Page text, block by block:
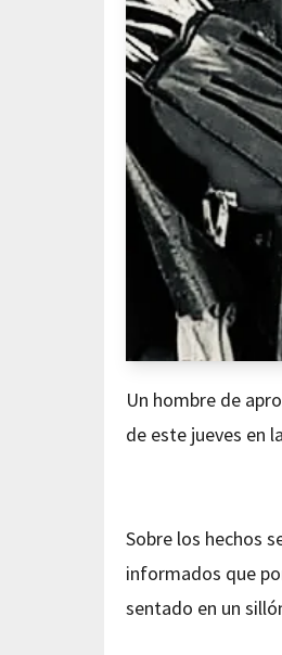
Un hombre de
de este jueves en
Sobre los hechos
informados que
sentado en un